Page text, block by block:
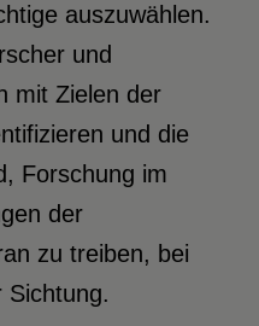
auszuwählen.
und
mit Zielen der
und die
Forschung im
der
zu treiben, bei
Sichtung.